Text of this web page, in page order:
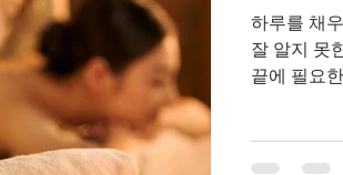
하루를 채
잘 알지 못한다. 일정, 메시지, 해야 할 일
끝에 필요